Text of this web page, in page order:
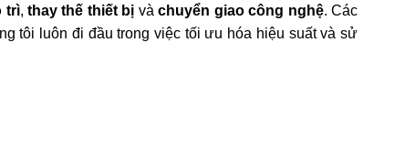
trì, thay thế thiết bị vàchuyển giao công nghệ. Các
tôi luôn đi đầu trong việc tối ưu hóa hiệu suất và sử